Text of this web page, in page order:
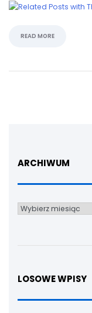
READ MORE
ARCHIWUM
Archiwum
LOSOWE WPISY